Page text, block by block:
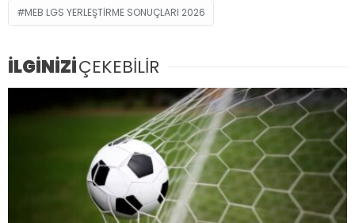
MEB LGS YERLEŞTIRME SONUÇLARI 2026
İLGİNİZİÇEKEBİLİR